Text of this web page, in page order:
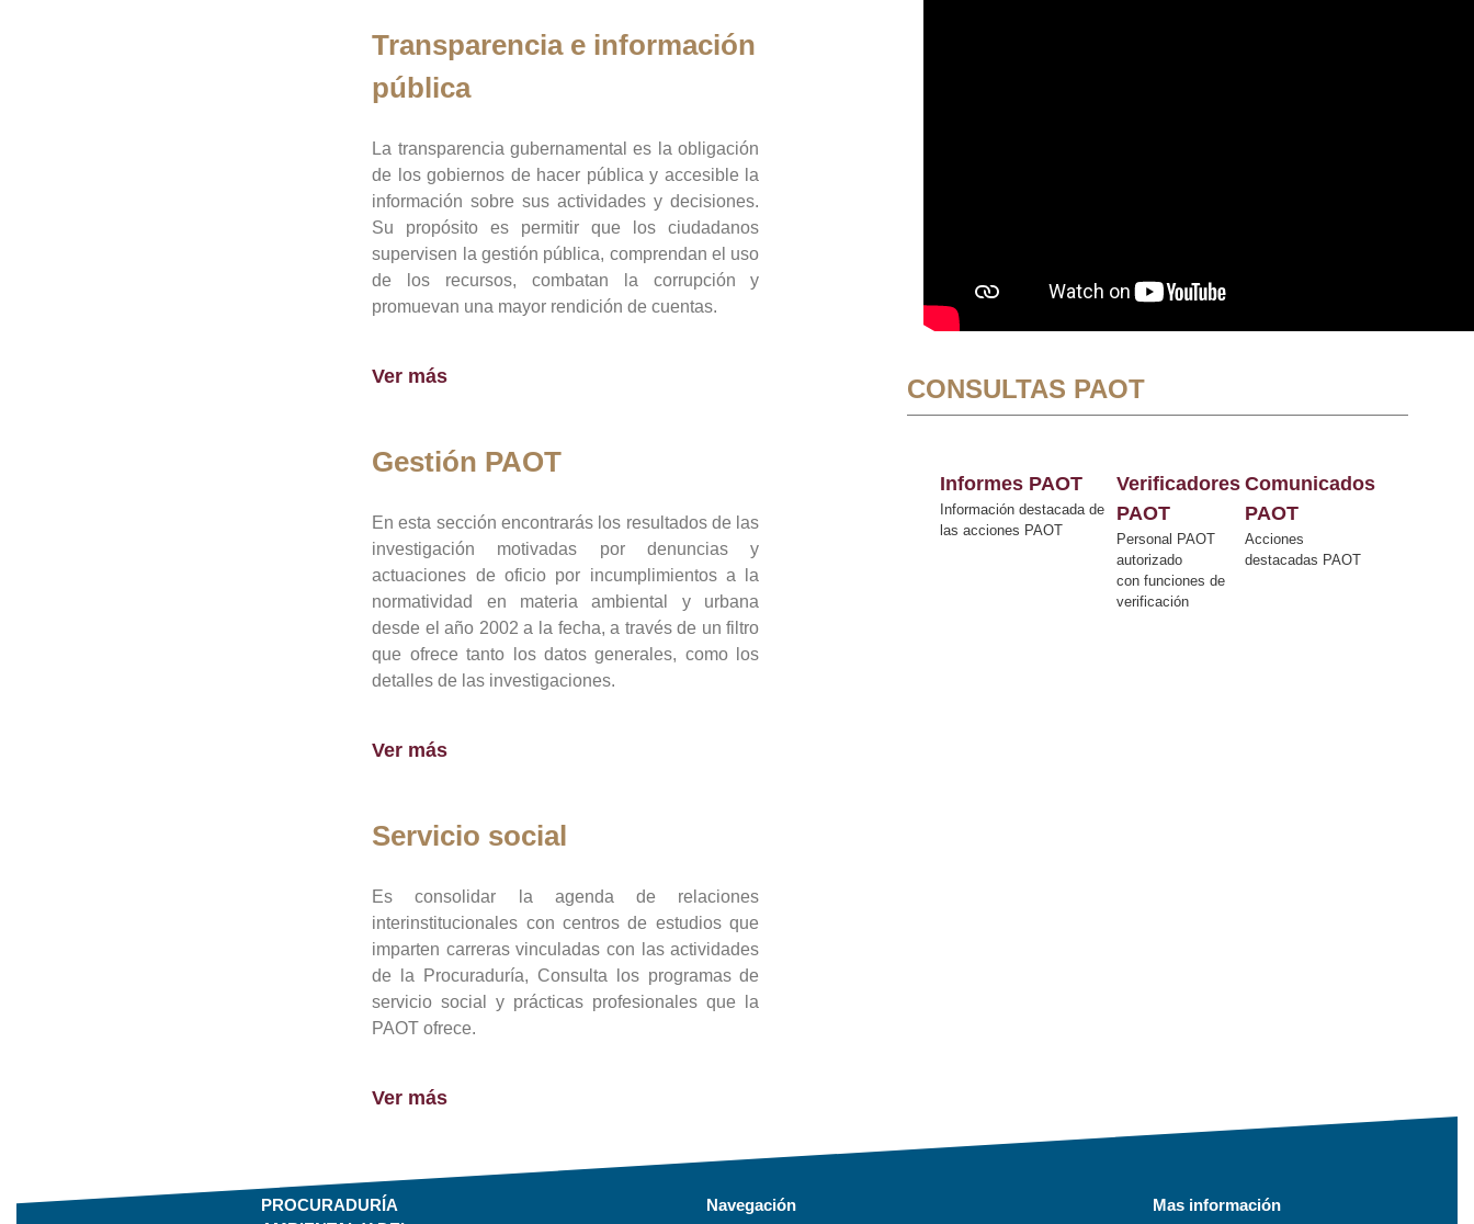
Transparencia e información
pública
La transparencia gubernamental es la obligación
de los gobiernos de hacer pública y accesible la
información sobre sus actividades y decisiones.
Su propósito es permitir que los ciudadanos
supervisen la gestión pública, comprendan el uso
de los recursos, combatan la corrupción y
promuevan una mayor rendición de cuentas.
Ver más
Gestión PAOT
En esta sección encontrarás los resultados de las
investigación motivadas por denuncias y
actuaciones de oficio por incumplimientos a la
normatividad en materia ambiental y urbana
desde el año 2002 a la fecha, a través de un filtro
que ofrece tanto los datos generales, como los
detalles de las investigaciones.
Ver más
Servicio social
Es consolidar la agenda de relaciones
interinstitucionales con centros de estudios que
imparten carreras vinculadas con las actividades
de la Procuraduría, Consulta los programas de
servicio social y prácticas profesionales que la
PAOT ofrece.
Ver más
CONSULTAS PAOT
Informes PAOT
Información destacada de
las acciones PAOT
Verificadores
PAOT
Personal PAOT
autorizado
con funciones de
verificación
Comunicados
PAOT
Acciones
destacadas PAOT
PROCURADURÍA
Navegación Mas información